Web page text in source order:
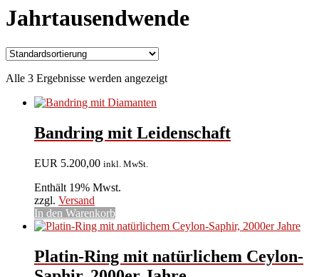
Jahrtausendwende
Alle 3 Ergebnisse werden angezeigt
Bandring mit Leidenschaft
EUR 5.200,00 inkl. MwSt.
Enthält 19% Mwst.
zzgl. Versand
In den Warenkorb
Platin-Ring mit natürlichem Ceylon-